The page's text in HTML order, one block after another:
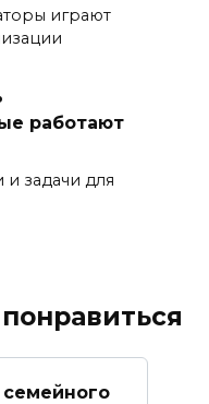
играют
работают
задачи для